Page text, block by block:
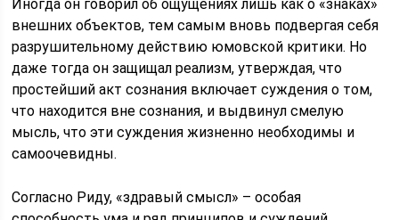
Иногда он говорил об ощущениях лишь как о «знаках»
внешних объектов, тем самым вновь подвергая себя
разрушительному действию юмовской критики. Но
даже тогда он защищал реализм, утверждая, что
простейший акт сознания включает суждения о том,
что находится вне сознания, и выдвинул смелую
мысль, что эти суждения жизненно необходимы и
самоочевидны.
Согласно Риду, «здравый смысл» – особая